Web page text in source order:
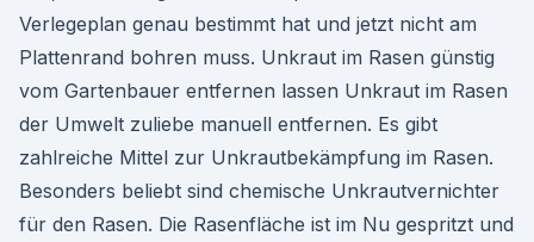
Verlegeplan genau bestimmt hat und jetzt nicht am
Plattenrand bohren muss. Unkraut im Rasen günstig
vom Gartenbauer entfernen lassen Unkraut im Rasen
der Umwelt zuliebe manuell entfernen. Es gibt
zahlreiche Mittel zur Unkrautbekämpfung im Rasen.
Besonders beliebt sind chemische Unkrautvernichter
für den Rasen. Die Rasenfläche ist im Nu gespritzt und